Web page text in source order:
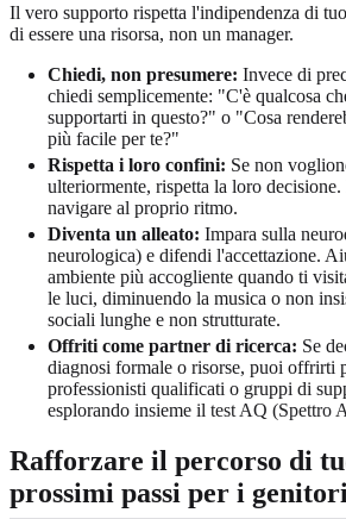
Il vero supporto rispetta l'indipendenza di
di essere una risorsa, non un manager.
Chiedi, non presumere: Invece di
chiedi semplicemente: "C'è qualcosa
supportarti in questo?" o "Cosa
più facile per te?"
Rispetta i loro confini: Se non
ulteriormente, rispetta la loro
navigare al proprio ritmo.
Diventa un alleato: Impara sulla
neurologica) e difendi l'accettazione.
ambiente più accogliente quando ti
le luci, diminuendo la musica o non
sociali lunghe e non strutturate.
Offriti come partner di ricerca: Se
diagnosi formale o risorse, puoi offrirti
professionisti qualificati o gruppi di
esplorando insieme il test AQ (Spettro
Rafforzare il percorso di
prossimi passi per i genitori